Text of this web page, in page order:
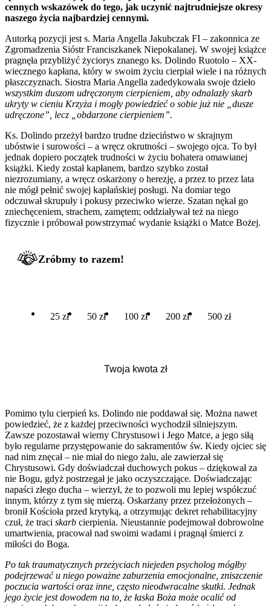
cennych wskazówek do tego, jak uczynić najtrudniejsze okresy
naszego życia najbardziej cennymi.
Autorką pozycji jest s. Maria Angella Jakubczak FI – zakonnica ze
Zgromadzenia Sióstr Franciszkanek Niepokalanej. W swojej książce
pragnęła przybliżyć życiorys znanego ks. Dolindo Ruotolo – XX-
wiecznego kapłana, który w swoim życiu cierpiał wiele i na różnych
płaszczyznach. Siostra Maria Angella zadedykowała swoje dzieło
wszystkim duszom udręczonym cierpieniem, aby odnalazły skarb
ukryty w cieniu Krzyża i mogły powiedzieć o sobie już nie „dusze
udręczone”, lecz „obdarzone cierpieniem”.
Ks. Dolindo przeżył bardzo trudne dzieciństwo w skrajnym
ubóstwie i surowości – a wręcz okrutności – swojego ojca. To był
jednak dopiero początek trudności w życiu bohatera omawianej
książki. Kiedy został kapłanem, bardzo szybko został
niezrozumiany, a wręcz oskarżony o herezję, a przez to przez lata
nie mógł pełnić swojej kapłańskiej posługi. Na domiar tego
odczuwał skrupuły i pokusy przeciwko wierze. Szatan nękał go
zniechęceniem, strachem, zamętem; oddziaływał też na niego
fizycznie i próbował powstrzymać wydanie książki o Matce Bożej.
Zróbmy to razem!
25 zł 50 zł 100 zł 200 zł 500 zł
Pomimo tylu cierpień ks. Dolindo nie poddawał się. Można nawet
powiedzieć, że z każdej przeciwności wychodził silniejszym.
Zawsze pozostawał wierny Chrystusowi i Jego Matce, a jego siłą
było regularne przystępowanie do sakramentów św. Kiedy ojciec się
nad nim znęcał – nie miał do niego żalu, ale zawierzał się
Chrystusowi. Gdy doświadczał duchowych pokus – dziękował za
nie Bogu, gdyż postrzegał je jako oczyszczające. Doświadczając
napaści złego ducha – wierzył, że to pozwoli mu lepiej współczuć
innym, którzy z tym się mierzą. Oskarżany przez przełożonych –
bronił Kościoła przed krytyką, a otrzymując dekret rehabilitacyjny
czuł, że traci skarb cierpienia. Nieustannie podejmował dobrowolne
umartwienia, pracował nad swoimi wadami i pragnął śmierci z
miłości do Boga.
Po tak traumatycznych przeżyciach niejeden psycholog mógłby
podejrzewać u niego poważne zaburzenia emocjonalne, zniszczenie
poczucia wartości oraz inne, często nieodwracalne skutki. Jednak
jego życie jest dowodem na to, że łaska Boża może ocalić od